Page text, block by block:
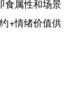
食属性和场景
+情绪价值供